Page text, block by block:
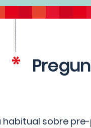
habitual sobre